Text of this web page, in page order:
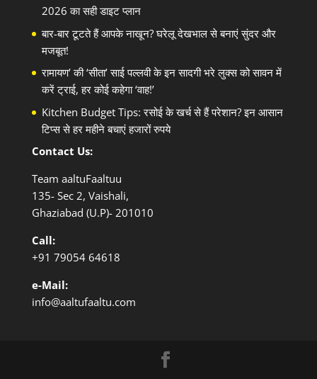
2026 का सही डाइट प्लान
बार-बार टूटते हैं आपके नाखून? घरेलू देखभाल से बनाएं सुंदर और
मजबूत!
रामायण’ की ‘सीता’ साई पल्लवी के इन सादगी भरे लुक्स को सावन में
करें ट्राई, हर कोई कहेगा ‘वाह!’
Kitchen Budget Tips: रसोई के खर्च से हैं परेशान? इन आसान
टिप्स से हर महीने बचाएं हजारों रुपये
Contact Us:
Team aaltuFaaltuu
135- Sec 2, Vaishali,
Ghaziabad (U.P)- 201010
Call:
+91 79054 64618
e-Mail:
info@aaltufaaltu.com